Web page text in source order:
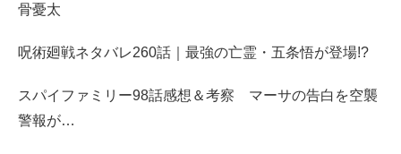
骨憂太
呪術廻戦ネタバレ260話｜最強の亡霊・五条悟が登場!?
スパイファミリー98話感想＆考察 マーサの告白を空襲
警報が…